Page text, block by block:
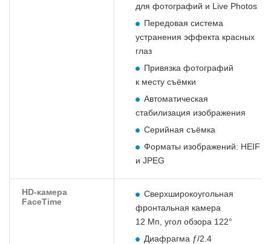
для фотографий и Live Photos
Передовая система
устранения эффекта красных
глаз
Привязка фотографий
к месту съёмки
Автоматическая
стабилизация изображения
Серийная съёмка
Форматы изображений: HEIF
и JPEG
HD-камера
FaceTime
Сверхширокоугольная
фронтальная камера
12 Мп, угол обзора 122°
Диафрагма ƒ/2.4